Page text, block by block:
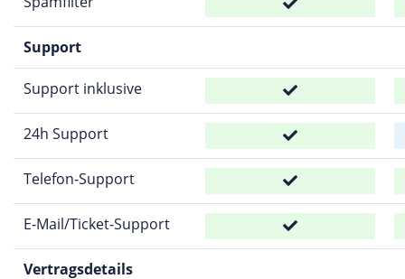
Support
Support inklusive
24h Support
Telefon-Support
E-Mail/Ticket-Support
Vertragsdetails